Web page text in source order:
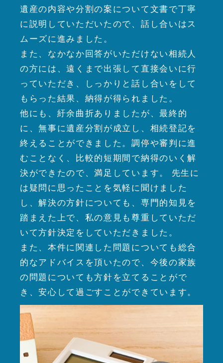
遺産の内容や分割の案について文書で丁寧
に説明していただいたので、話し合いはス
ムーズに進みました。
また、なかなか回答がいただけない相続人
の方には、遠くまで出張して直接会いに行
っていただき、しっかりと話し合いをして
もらった結果、納得が得られました。
他にも、紆余曲折ありましたが、最終的
に、無事に遺産分割が成立し、相続登記を
終えることができました。調停や審判に進
むことなく、比較的短期間で納得のいく解
決ができたので、満足しています。 先生に
は疑問に思ったことを気軽に聞けました
し、解決の方針についても、専門的知見を
踏まえた上で、私の意見も尊重していただ
いて方針決定をしていただきました。
また、本件に関連した問題についても総合
的なアドバイスを頂いたので、今後の家族
の問題についても方針を立てることがで
き、安心して過ごすことができています。